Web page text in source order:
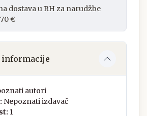
dostava u RH za narudžbe
€
informacije
autori
Nepoznati izdavač
1